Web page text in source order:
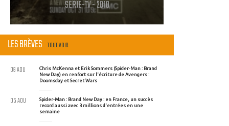
SERIE-TV - 2010
LES BRÈVES TOUT VOIR
Chris McKenna et Erik Sommers (Spider-Man : Brand
New Day) en renfort sur l'écriture de Avengers :
Doomsday et Secret Wars
06 AOU
Spider-Man : Brand New Day : en France, un succès
record aussi avec 3 millions d'entrées en une
semaine
05 AOU